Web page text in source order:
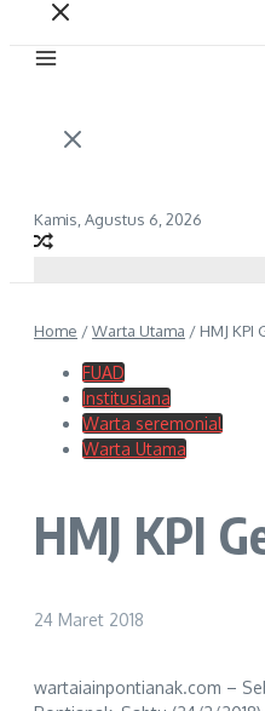
Kamis, Agustus 6, 2026
Home /Warta Utama / HMJ
FUAD
Institusiana
Warta seremonial
Warta Utama
HMJ KPI
24 Maret 2018
wartaiainpontianak.com –